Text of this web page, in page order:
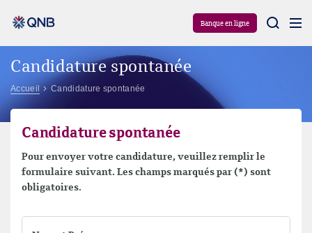
Banque en ligne
Candidature spontanée
Accueil Candidature spontanée
Candidature spontanée
Pour envoyer votre candidature, veuillez remplir le
formulaire suivant. Les champs marqués par (*) sont
obligatoires.